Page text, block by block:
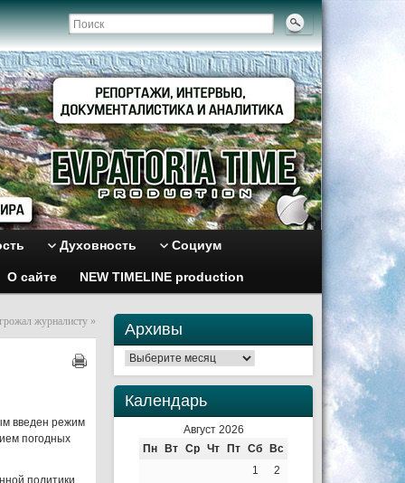
Духовность Социум
О сайте NEW TIMELINE production
журналисту »
введен режим
погодных
политики
Архивы
Архивы
Календарь
Август 2026
Пн
Вт Ср Чт Пт Сб
Вс
1
2